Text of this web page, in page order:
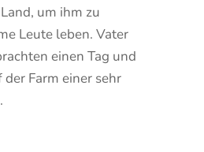
um ihm zu
Leute leben. Vater
einen Tag und
Farm einer sehr